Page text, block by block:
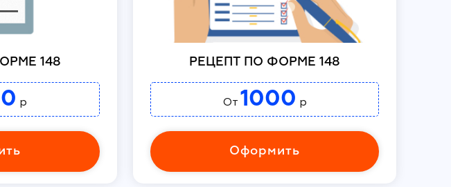
148
р
РЕЦЕПТ ПО ФОРМЕ 148
От 1000 р
Оформить